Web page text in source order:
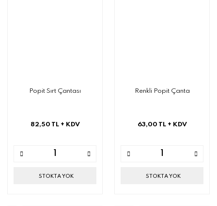
Popit Sırt Çantası
82,50 TL + KDV
STOKTA YOK
Renkli Popit Çanta
63,00 TL + KDV
STOKTA YOK